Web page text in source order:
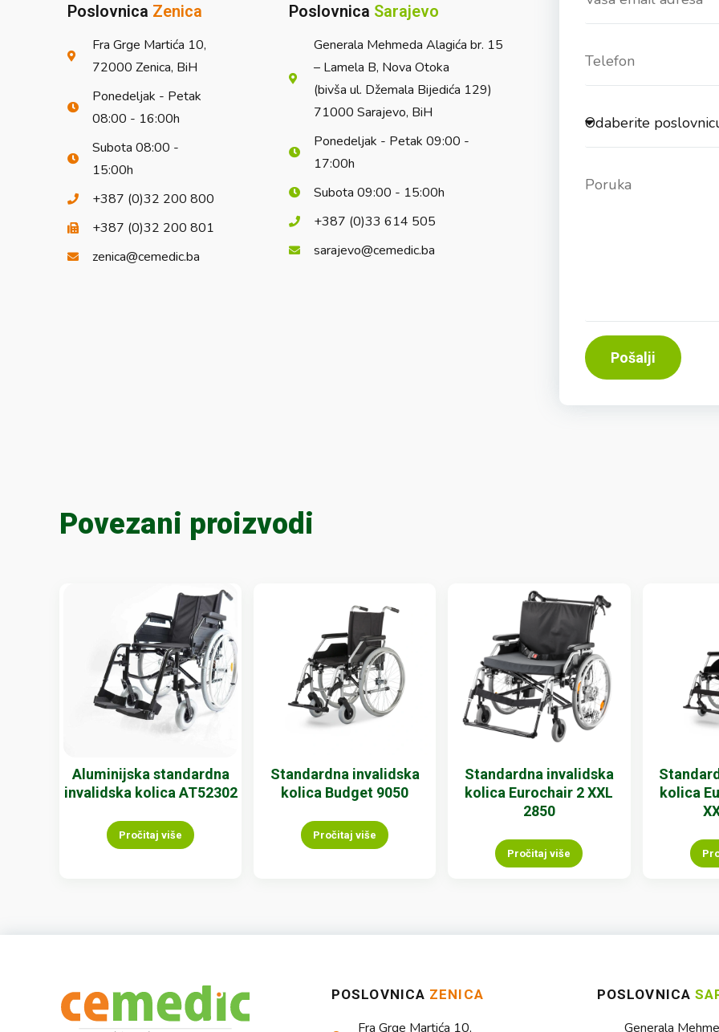
Poslovnica Zenica
Fra Grge Martića 10,
72000 Zenica, BiH
Ponedeljak - Petak
08:00 - 16:00h
Subota 08:00 -
15:00h
+387 (0)32 200 800
+387 (0)32 200 801
zenica@cemedic.ba
Poslovnica Sarajevo
Generala Mehmeda Alagića br. 15
– Lamela B, Nova Otoka
(bivša ul. Džemala Bijedića 129)
71000 Sarajevo, BiH
Ponedeljak - Petak 09:00 -
17:00h
Subota 09:00 - 15:00h
+387 (0)33 614 505
sarajevo@cemedic.ba
Pošalji
Povezani proizvodi
Aluminijska standardna
invalidska kolica AT52302
Pročitaj više
Standardna invalidska
kolica Budget 9050
Pročitaj više
Standardna invalidska
kolica Eurochair 2 XXL
2850
Pročitaj više
kolica
POSLOVNICA ZENICA
Fra Grge Martića 10,
POSLOVNICA
Generala